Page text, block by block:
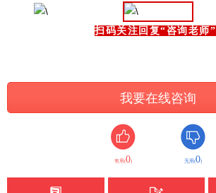
扫码关注回复“咨询老师”
我要在线咨询
有用(0) 无用(0)